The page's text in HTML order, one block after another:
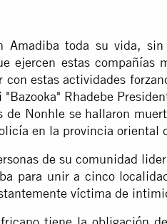
Amadiba toda su vida,
ejercen estas compañías
con estas actividades
Rhadebe
de Nonhle se hallaron
en la provincia oriental
de su comunidad
para unir a cinco
víctima de